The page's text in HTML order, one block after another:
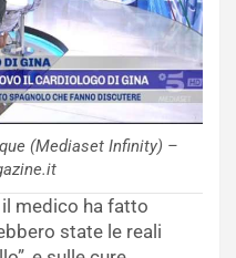
(Mediaset Infinity) –
il medico ha fatto
state le reali